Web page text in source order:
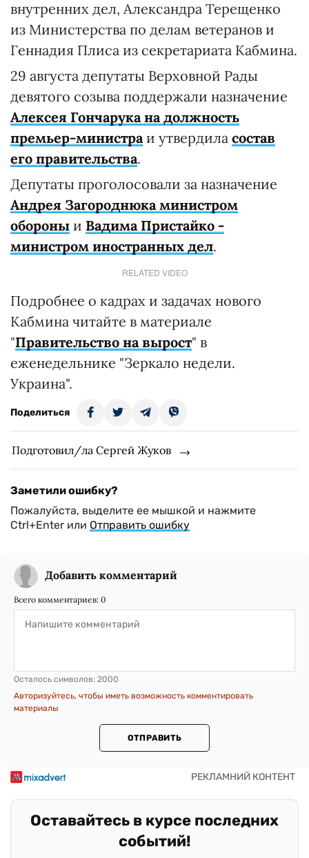
внутренних дел, Александра Терещенко
из Министерства по делам ветеранов и
Геннадия Плиса из секретариата Кабмина.
29 августа депутаты Верховной Рады
девятого созыва поддержали назначение
Алексея Гончарука на должность
премьер-министраи утвердила состав
его правительства.
Депутаты проголосовали за назначение
Андрея Загороднюка министром
обороны и Вадима Пристайко -
министром иностранных дел.
RELATED VIDEO
Подробнее о кадрах и задачах нового
Кабмина читайте в материале
"Правительство на вырост" в
еженедельнике "Зеркало недели.
Украина".
Поделиться
Подготовил/ла Сергей Жуков
Заметили ошибку?
Пожалуйста, выделите ее мышкой и нажмите
Ctrl+Enter или Отправить ошибку
Добавить комментарий
Всего комментариев: 0
Осталось символов: 2000
Авторизуйтесь, чтобы иметь возможность комментировать
материалы
ОТПРАВИТЬ
Оставайтесь в курсе последних
событий!